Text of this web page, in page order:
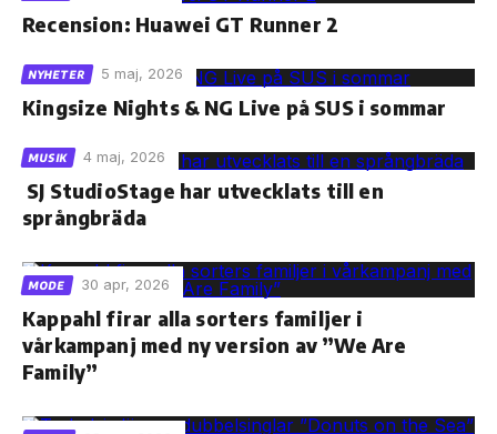
Recension: Huawei GT Runner 2
NYHETER 5 maj, 2026
Kingsize Nights & NG Live på SUS i sommar
MUSIK 4 maj, 2026
SJ StudioStage har utvecklats till en
språngbräda
MODE 30 apr, 2026
Kappahl firar alla sorters familjer i
vårkampanj med ny version av ”We Are
Family”